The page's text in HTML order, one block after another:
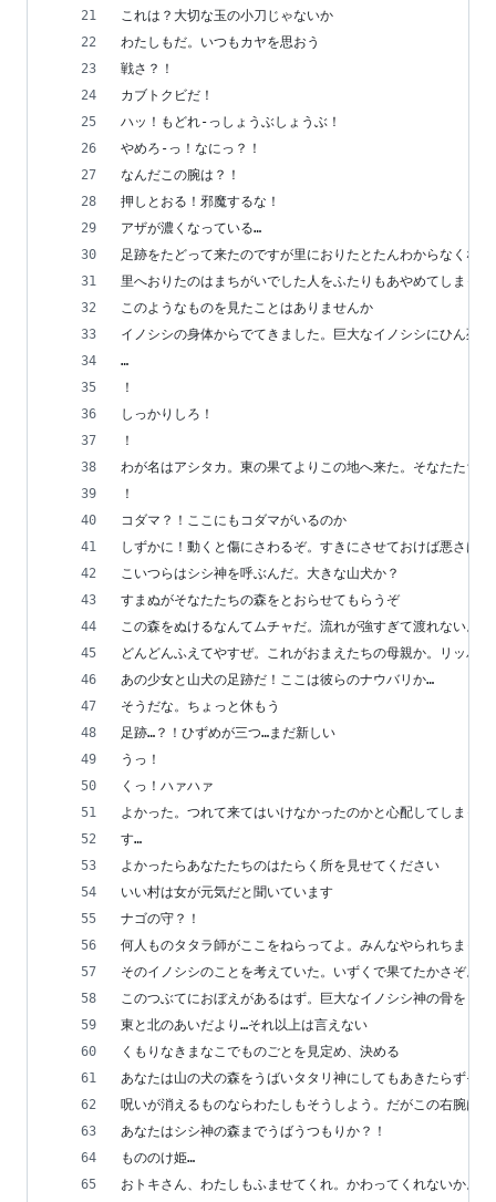
これは？大切な玉の小刀じゃないか
わたしもだ。いつもカヤを思おう
戦さ？！
カブトクビだ！
ハッ！もどれ-っしょうぶしょうぶ！
やめろ-っ！なにっ？！
なんだこの腕は？！
押しとおる！邪魔するな！
アザが濃くなっている…
足跡をたどって来たのですが里におりたとたんわからなくなり
里へおりたのはまちがいでした人をふたりもあやめてしまった
このようなものを見たことはありませんか
イノシシの身体からでてきました。巨大なイノシシにひん死
…
！
しっかりしろ！
！
わが名はアシタカ。東の果てよりこの地へ来た。そなたたち
！
コダマ？！ここにもコダマがいるのか
しずかに！動くと傷にさわるぞ。すきにさせておけば悪さは
こいつらはシシ神を呼ぶんだ。大きな山犬か？
すまぬがそなたたちの森をとおらせてもらうぞ
この森をぬけるなんてムチャだ。流れが強すぎて渡れない。
どんどんふえてやすぜ。これがおまえたちの母親か。リッパな
あの少女と山犬の足跡だ！ここは彼らのナウバリか…
そうだな。ちょっと休もう
足跡…？！ひずめが三つ…まだ新しい
うっ！
くっ！ハァハァ
よかった。つれて来てはいけなかったのかと心配してしまった
す…
よかったらあなたたちのはたらく所を見せてください
いい村は女が元気だと聞いています
ナゴの守？！
何人ものタタラ師がここをねらってよ。みんなやられちまっ
そのイノシシのことを考えていた。いずくで果てたかさぞ。
このつぶてにおぼえがあるはず。巨大なイノシシ神の骨をく
東と北のあいだより…それ以上は言えない
くもりなきまなこでものごとを見定め、決める
あなたは山の犬の森をうばいタタリ神にしてもあきたらずそ
呪いが消えるものならわたしもそうしよう。だがこの右腕は
あなたはシシ神の森までうばうつもりか？！
もののけ姫…
おトキさん、わたしもふませてくれ。かわってくれないか。